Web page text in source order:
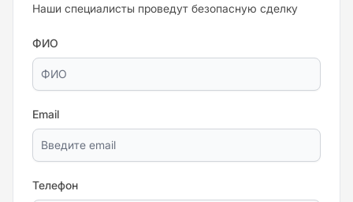
Наши специалисты проведут безопасную сделку
ФИО
Email
Телефон